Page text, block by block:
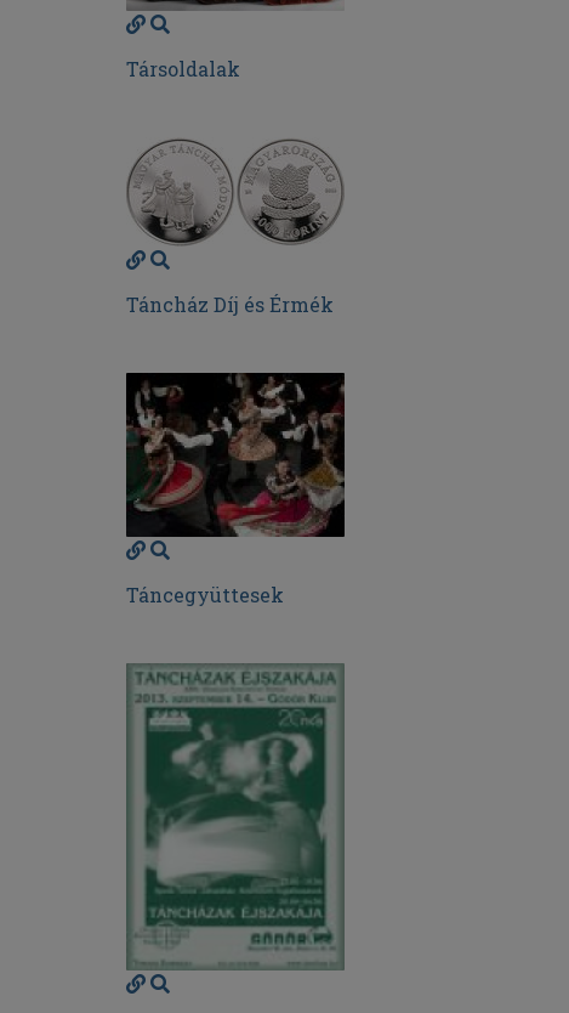
Társoldalak
Táncház Díj és Érmék
Táncegyüttesek